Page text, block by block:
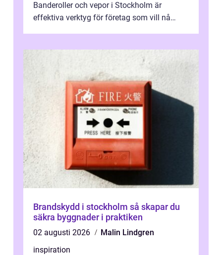
Banderoller och vepor i Stockholm är
effektiva verktyg för företag som vill nå
Brandskydd i stockholm så skapar du
säkra byggnader i praktiken
02 augusti 2026
Malin Lindgren
inspiration